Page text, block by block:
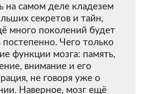
на самом деле кладезем
секретов и тайн,
много поколений будет
постепенно. Чего только
функции мозга: память,
внимание и его
не говоря уже о
Наверное, мозг ещё